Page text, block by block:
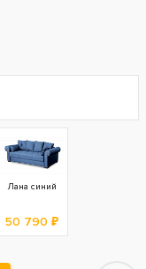
Лана синий
50 790 ₽